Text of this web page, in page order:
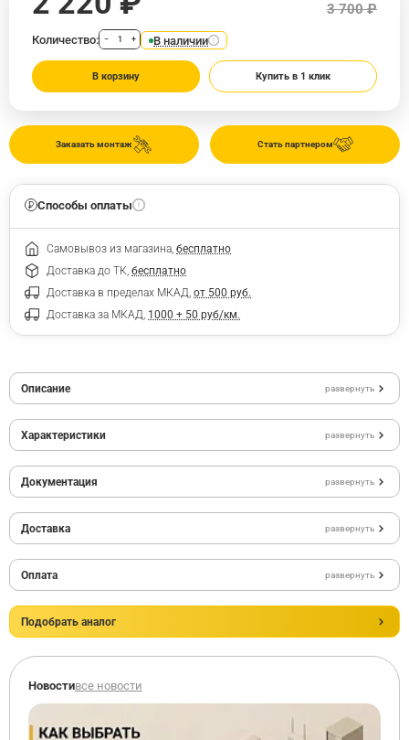
Стать партнером
Заказать монтаж
3 700 ₽
Количество: − + В наличии
В корзину Купить в 1 клик
Способы оплаты
Самовывоз из магазина, бесплатно
Доставка до ТК, бесплатно
Доставка в пределах МКАД, от 500 руб.
Доставка за МКАД, 1000 + 50 руб/км.
Описание развернуть
Характеристики развернуть
Документация развернуть
Доставка развернуть
Оплата развернуть
Подобрать аналог
Новостивсе новости